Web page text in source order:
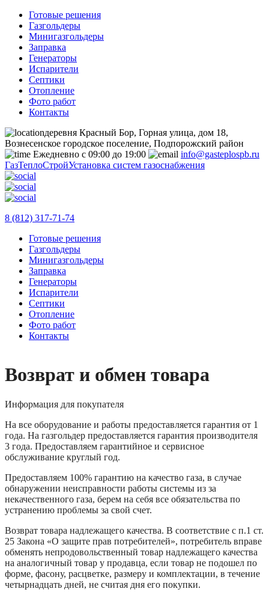
Готовые решения
Газгольдеры
Минигазгольдеры
Заправка
Генераторы
Испарители
Септики
Отопление
Фото работ
Контакты
деревня Красный Бор, Горная улица, дом 18,
Вознесенское городское поселение, Подпорожский район
Ежедневно с 09:00 до 19:00
info@gasteplospb.ru
ГазТеплоСтройУстановка систем газоснабжения
8 (812) 317-71-74
Готовые решения
Газгольдеры
Минигазгольдеры
Заправка
Генераторы
Испарители
Септики
Отопление
Фото работ
Контакты
Возврат и обмен товара
Информация для покупателя
На все оборудование и работы предоставляется гарантия от 1
года. На газгольдер предоставляется гарантия производителя
3 года. Предоставляем гарантийное и сервисное
обслуживание круглый год.
Предоставляем 100% гарантию на качество газа, в случае
обнаружении неисправности работы системы из за
некачественного газа, берем на себя все обязательства по
устранению проблемы за свой счет.
Возврат товара надлежащего качества. В соответствие с п.1 ст.
25 Закона «О защите прав потребителей», потребитель вправе
обменять непродовольственный товар надлежащего качества
на аналогичный товар у продавца, если товар не подошел по
форме, фасону, расцветке, размеру и комплектации, в течение
четырнадцать дней, не считая дня его покупки.